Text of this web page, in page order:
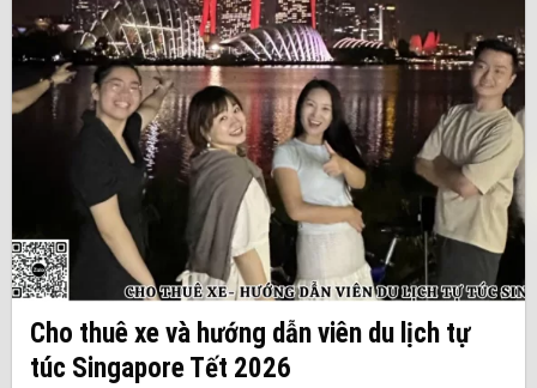
Cho thuê xe và hướng dẫn viên du lịch tự
túc Singapore Tết 2026